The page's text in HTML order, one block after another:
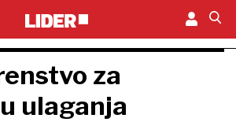
za
ulaganja